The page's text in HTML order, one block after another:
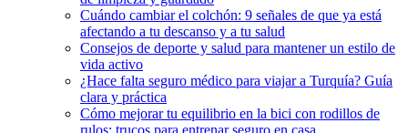
Cuándo cambiar el colchón: 9 señales de que ya está
afectando a tu descanso y a tu salud
Consejos de deporte y salud para mantener un estilo de
vida activo
¿Hace falta seguro médico para viajar a Turquía? Guía
clara y práctica
Cómo mejorar tu equilibrio en la bici con rodillos de
rulos: trucos para entrenar seguro en casa